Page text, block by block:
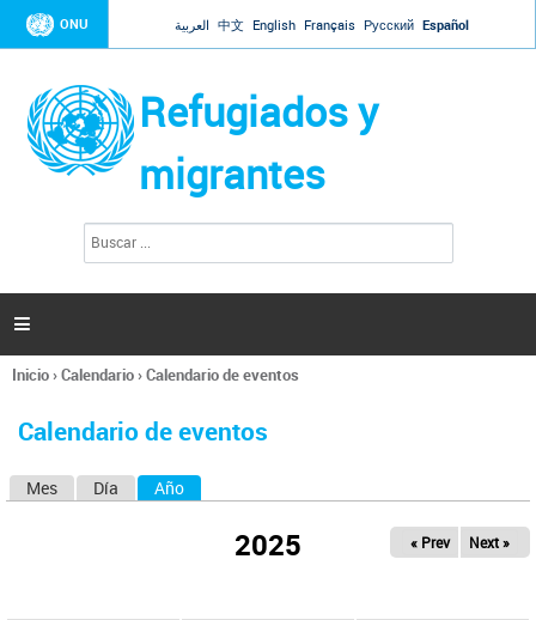
Jump to navigation
ONU العربية 中文 English Français Русский Español
Refugiados y
migrantes
l
s

Se
usted
Inicio›Calendario›Calendario de eventos
Calendario de eventos
Mes Día Año
2025 « Prev Next »